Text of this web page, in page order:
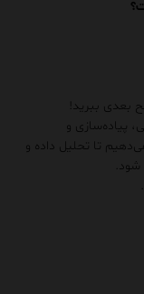
بعدی ببرید!
پیاده‌سازی و
می‌دهیم تا تحلیل داده و